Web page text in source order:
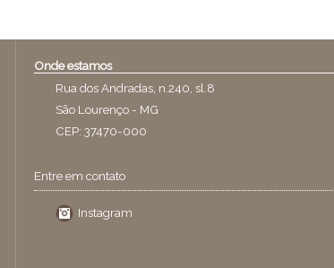
Onde estamos
Rua dos Andradas, n.240, sl.8
São Lourenço - MG
CEP: 37470-000
Entre em contato
Instagram